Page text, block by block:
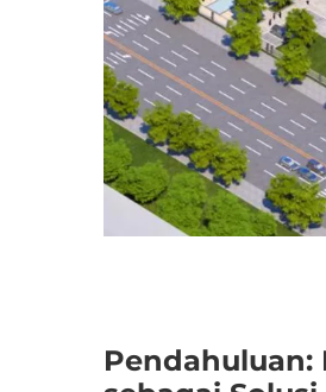
Pendahuluan: